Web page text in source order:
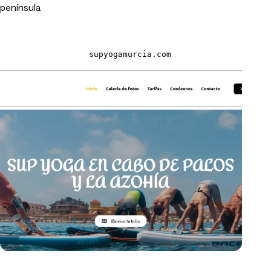
península.
supyogamurcia.com